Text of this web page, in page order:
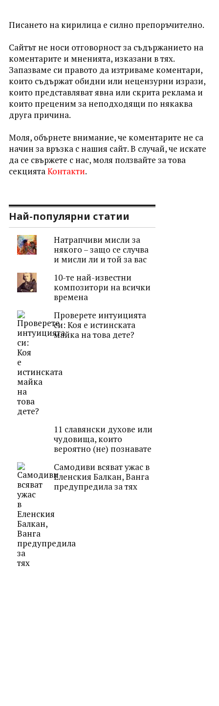
Писането на кирилица е силно препоръчително.
Сайтът не носи отговорност за съдържанието на
коментарите и мненията, изказани в тях.
Запазваме си правото да изтриваме коментари,
които съдържат обидни или нецензурни изрази,
които представляват явна или скрита реклама и
които преценим за неподходящи по някаква
друга причина.
Моля, обърнете внимание, че коментарите не са
начин за връзка с нашия сайт. В случай, че искате
да се свържете с нас, моля ползвайте за това
секциятаКонтакти.
Най-популярни статии
Натрапчиви мисли за
някого – защо се случва
и мисли ли и той за вас
10-те най-известни
композитори на всички
времена
Проверете интуицията
си: Коя е истинската
майка на това дете?
11 славянски духове или
чудовища, които
вероятно (не) познавате
Самодиви всяват ужас в
Еленския Балкан, Ванга
предупредила за тях